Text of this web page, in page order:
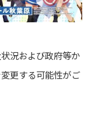
況および政府等か
更する可能性がご